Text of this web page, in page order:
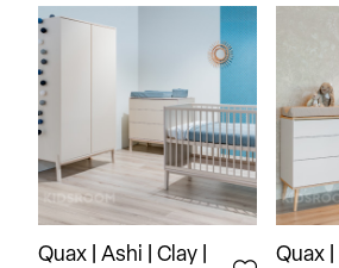
Quax | Ashi | Clay |
Quax |